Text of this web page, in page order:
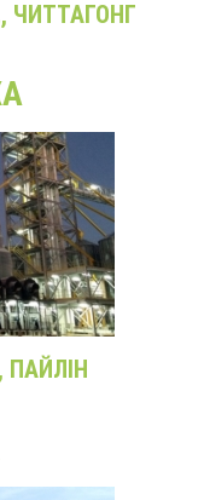
ЧИТТАГОНГ
ПАЙЛІН